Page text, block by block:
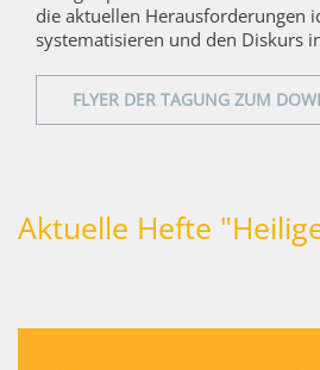
die aktuellen Herausforderungen
systematisieren und den Diskurs
FLYER DER TAGUNG ZUM
Aktuelle Hefte